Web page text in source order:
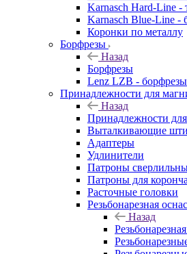
Karnasch Hard-Line -
Karnasch Blue-Line -
Коронки по металлу
Борфрезы
Назад
Борфрезы
Lenz LZB - борфрезы
Принадлежности для
Назад
Принадлежности
Выталкивающие
Адаптеры
Удлинители
Патроны
Патроны для
Расточные головки
Резьбонарезная
Назад